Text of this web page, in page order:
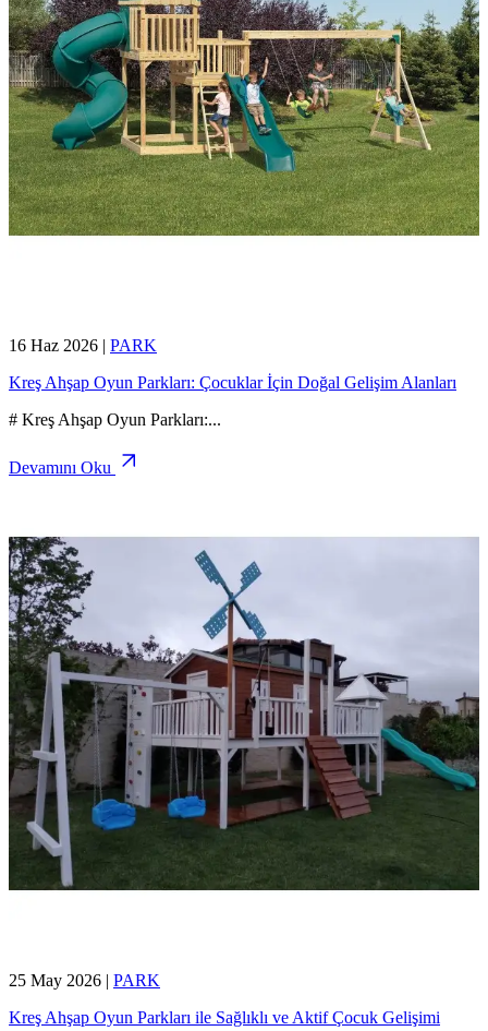
16 Haz 2026 | PARK
Kreş Ahşap Oyun Parkları: Çocuklar İçin Doğal Gelişim Alanları
# Kreş Ahşap Oyun Parkları:...
Devamını Oku
25 May 2026 | PARK
Kreş Ahşap Oyun Parkları ile Sağlıklı ve Aktif Çocuk Gelişimi